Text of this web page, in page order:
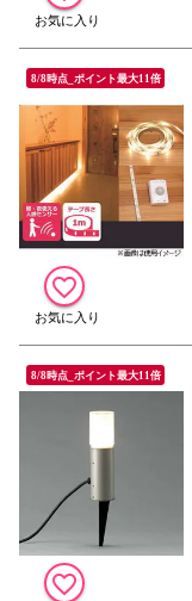
8/8時点_ポイント最大11倍
8/8時点_ポイント最大11倍